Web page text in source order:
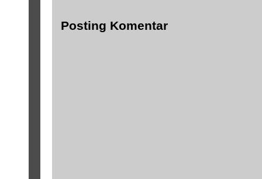
Posting Komentar